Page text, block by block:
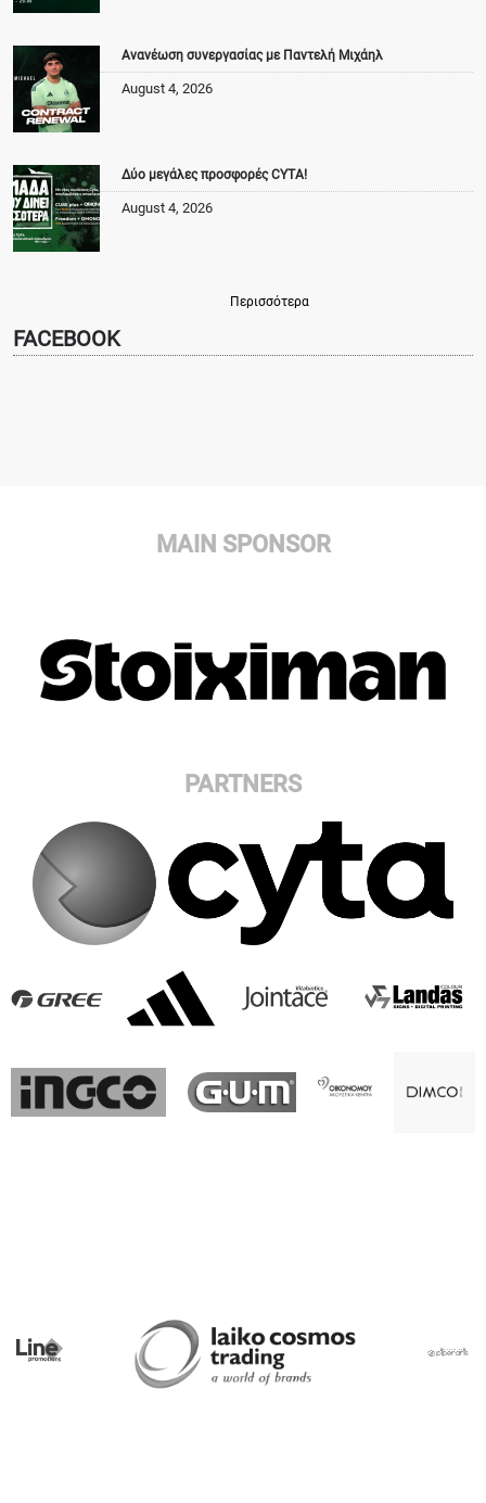
Ανανέωση συνεργασίας με Παντελή Μιχάηλ
August 4, 2026
Δύο μεγάλες προσφορές CYTA!
August 4, 2026
Περισσότερα
FACEBOOK
MAIN SPONSOR
PARTNERS